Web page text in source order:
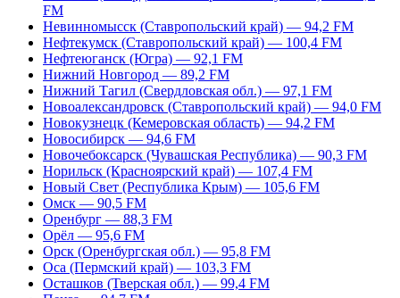
FM
Невинномысск (Ставропольский край) — 94,2 FM
Нефтекумск (Ставропольский край) — 100,4 FM
Нефтеюганск (Югра) — 92,1 FM
Нижний Новгород — 89,2 FM
Нижний Тагил (Свердловская обл.) — 97,1 FM
Новоалександровск (Ставропольский край) — 94,0 FM
Новокузнецк (Кемеровская область) — 94,2 FM
Новосибирск — 94,6 FM
Новочебоксарск (Чувашская Республика) — 90,3 FM
Норильск (Красноярский край) — 107,4 FM
Новый Свет (Республика Крым) — 105,6 FM
Омск — 90,5 FM
Оренбург — 88,3 FM
Орёл — 95,6 FM
Орск (Оренбургская обл.) — 95,8 FM
Оса (Пермский край) — 103,3 FM
Осташков (Тверская обл.) — 99,4 FM